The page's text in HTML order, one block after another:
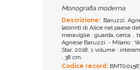
Monografia moderna
Descrizione: Baruzzi,
labirinti di Alice nel paese
meraviglie : guarda, cerca...
Agnese Baruzzi. - Milano :
Star, 2018. 1 volume :
; 38 cm.
Codice record: